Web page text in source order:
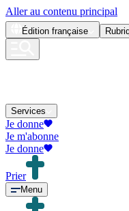
Aller au contenu principal
Édition française
Services
Je donne
Je m'abonne
Je donne
Prier
Menu